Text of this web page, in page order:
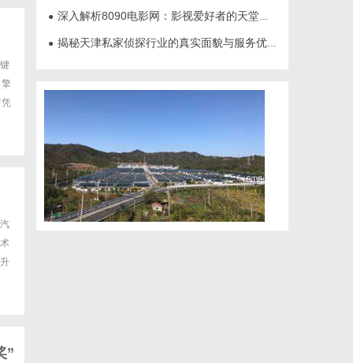
”
● 深入解析8090电影网：影视爱好者的天堂与全新观影体验
● 揭秘天津私家侦探行业的真实面貌与服务优势